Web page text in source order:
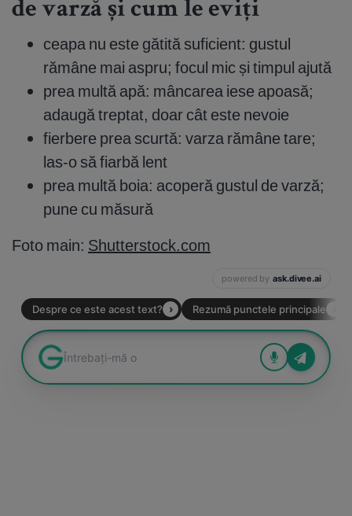
de varză și cum le eviți
ceapa nu este gătită suficient: gustul
rămâne mai aspru; focul mic și timpul ajută
prea multă apă: mâncarea iese apoasă;
adaugă treptat, doar cât este nevoie
fierbere prea scurtă: varza rămâne tare;
las-o să fiarbă lent
prea multă boia: acoperă gustul de varză;
pune cu măsură
Foto main: Shutterstock.com